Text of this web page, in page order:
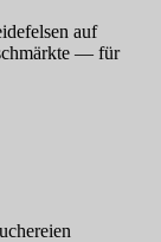
auf
— für